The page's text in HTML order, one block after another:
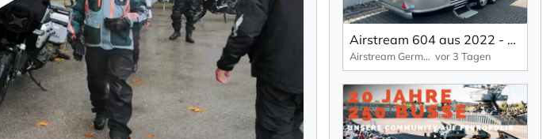
Airstream 604 aus 2022 - Wie neu - Vollausstattung
Airstream Germany vor 3 Tagen